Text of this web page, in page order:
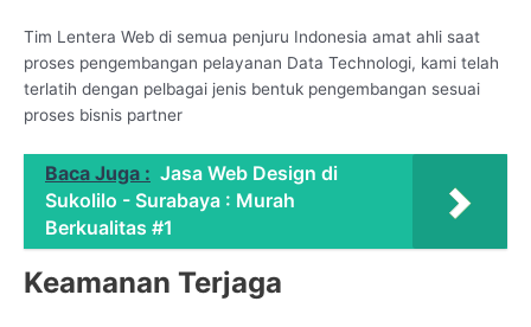
Tim Lentera Web di semua penjuru Indonesia amat ahli saat
proses pengembangan pelayanan Data Technologi, kami telah
terlatih dengan pelbagai jenis bentuk pengembangan sesuai
proses bisnis partner
Baca Juga : Jasa Web Design di
Sukolilo - Surabaya : Murah
Berkualitas #1
Keamanan Terjaga